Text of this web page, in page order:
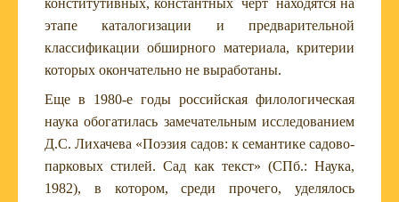
конститутивных, константных черт находятся на
этапе каталогизации и предварительной
классификации обширного материала, критерии
которых окончательно не выработаны.
Еще в 1980-е годы российская филологическая
наука обогатилась замечательным исследованием
Д.С. Лихачева «Поэзия садов: к семантике садово-
парковых стилей. Сад как текст» (СПб.: Наука,
1982), в котором, среди прочего, уделялось